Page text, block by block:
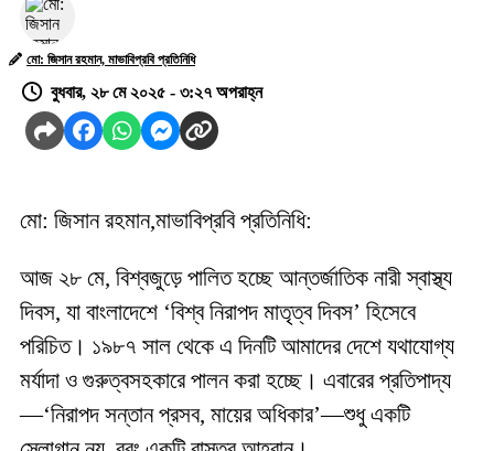
মো: জিসান রহমান, মাভাবিপ্রবি প্রতিনিধি
বুধবার, ২৮ মে ২০২৫ - ৩:২৭ অপরাহ্ন
মো: জিসান রহমান,মাভাবিপ্রবি প্রতিনিধি:
আজ ২৮ মে, বিশ্বজুড়ে পালিত হচ্ছে আন্তর্জাতিক নারী স্বাস্থ্য
দিবস, যা বাংলাদেশে ‘বিশ্ব নিরাপদ মাতৃত্ব দিবস’ হিসেবে
পরিচিত। ১৯৮৭ সাল থেকে এ দিনটি আমাদের দেশে যথাযোগ্য
মর্যাদা ও গুরুত্বসহকারে পালন করা হচ্ছে। এবারের প্রতিপাদ্য
—‘নিরাপদ সন্তান প্রসব, মায়ের অধিকার’—শুধু একটি